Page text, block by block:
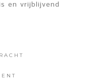
en vrijblijvend